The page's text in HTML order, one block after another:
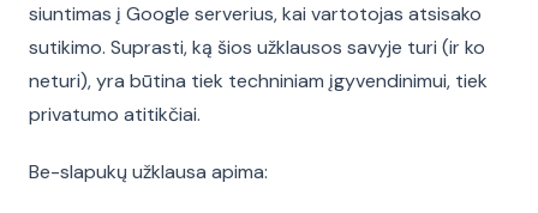
siuntimas į Google serverius, kai vartotojas atsisako
sutikimo. Suprasti, ką šios užklausos savyje turi (ir ko
neturi), yra būtina tiek techniniam įgyvendinimui, tiek
privatumo atitikčiai.
Be-slapukų užklausa apima: